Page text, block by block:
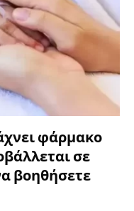
φάρμακο
σε
βοηθήσετε